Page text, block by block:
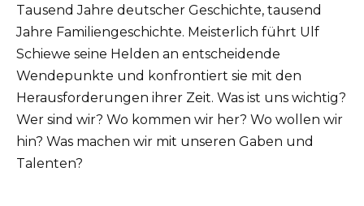
Tausend Jahre deutscher Geschichte, tausend
Jahre Familiengeschichte. Meisterlich führt Ulf
Schiewe seine Helden an entscheidende
Wendepunkte und konfrontiert sie mit den
Herausforderungen ihrer Zeit. Was ist uns wichtig?
Wer sind wir? Wo kommen wir her? Wo wollen wir
hin? Was machen wir mit unseren Gaben und
Talenten?